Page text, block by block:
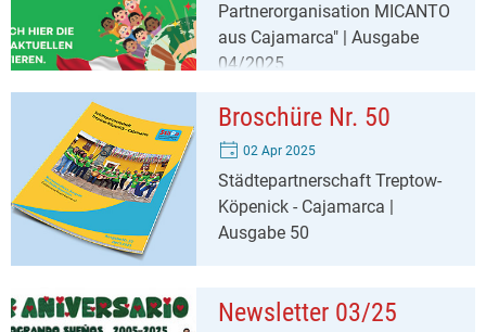
Partnerorganisation MICANTO
aus Cajamarca" | Ausgabe
04/2025
Broschüre Nr. 50
02 Apr 2025
Städtepartnerschaft Treptow-
Köpenick - Cajamarca |
Ausgabe 50
Newsletter 03/25